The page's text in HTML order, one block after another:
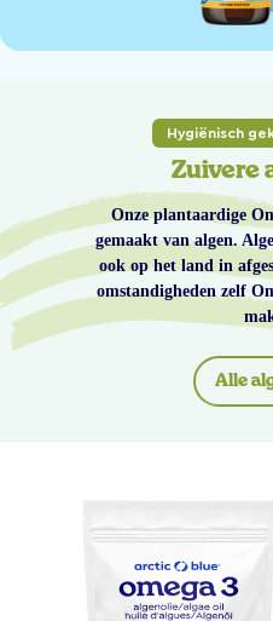
Hygiënisch
Zuivere
Onze plantaardige
gemaakt van algen.
ook op het land in
omstandigheden zelf
Alle